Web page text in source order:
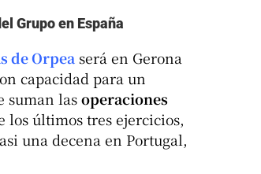
Grupo en España
de Orpea será en Gerona
capacidad para un
suman las operaciones
últimos tres ejercicios,
una decena en Portugal,